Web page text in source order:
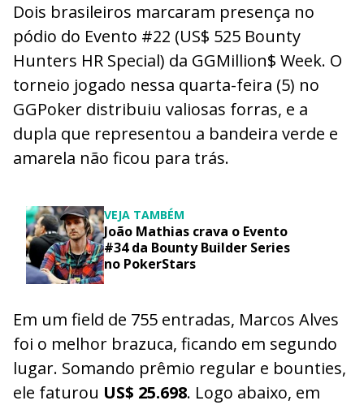
Dois brasileiros marcaram presença no
pódio do Evento #22 (US$ 525 Bounty
Hunters HR Special) da GGMillion$ Week. O
torneio jogado nessa quarta-feira (5) no
GGPoker distribuiu valiosas forras, e a
dupla que representou a bandeira verde e
amarela não ficou para trás.
VEJA TAMBÉM
João Mathias crava o Evento
#34 da Bounty Builder Series
no PokerStars
Em um field de 755 entradas, Marcos Alves
foi o melhor brazuca, ficando em segundo
lugar. Somando prêmio regular e bounties,
ele faturou US$ 25.698. Logo abaixo, em